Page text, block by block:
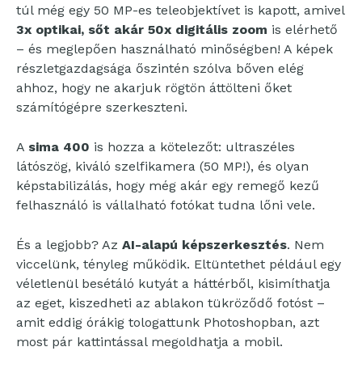
túl még egy 50 MP-es teleobjektívet is kapott, amivel
3x optikai, sőt akár 50x digitális zoom is elérhető
– és meglepően használható minőségben! A képek
részletgazdagsága őszintén szólva bőven elég
ahhoz, hogy ne akarjuk rögtön áttölteni őket
számítógépre szerkeszteni.
A sima 400 is hozza a kötelezőt: ultraszéles
látószög, kiváló szelfikamera (50 MP!), és olyan
képstabilizálás, hogy még akár egy remegő kezű
felhasználó is vállalható fotókat tudna lőni vele.
És a legjobb? Az AI-alapú képszerkesztés. Nem
viccelünk, tényleg működik. Eltüntethet például egy
véletlenül besétáló kutyát a háttérből, kisimíthatja
az eget, kiszedheti az ablakon tükröződő fotóst –
amit eddig órákig tologattunk Photoshopban, azt
most pár kattintással megoldhatja a mobil.